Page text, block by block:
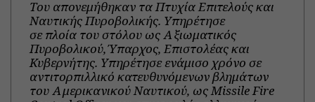
Tου απονεμήθηκαν τα Πτυχία Επιτελούς και
Ναυτικής Πυροβολικής. Υπηρέτησε
σε πλοία του στόλου ως Αξιωματικός
Πυροβολικού, Ύπαρχος, Επιστολέας και
Κυβερνήτης. Υπηρέτησε ενάμισο χρόνο σε
αντιτορπιλλικό κατευθυνόμενων βλημάτων
του Αμερικανικού Ναυτικού, ως Missile Fire